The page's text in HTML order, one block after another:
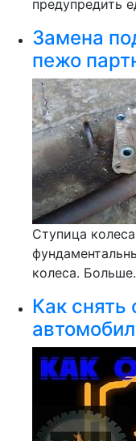
предупредить
Замена
пежо
Ступица
колеса.
Как